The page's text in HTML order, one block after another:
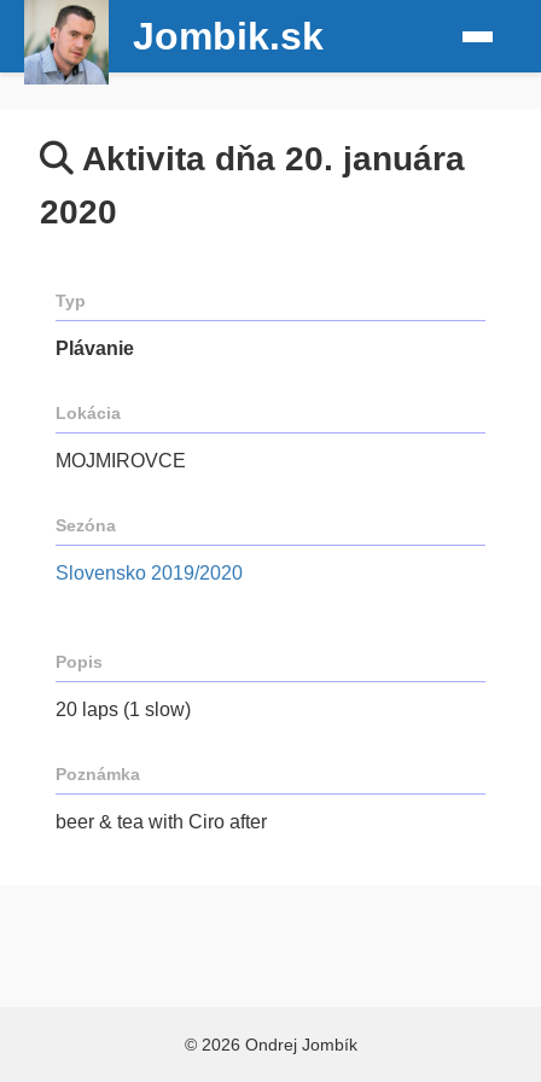
Jombik.sk
Aktivita dňa 20. januára
2020
Typ
Plávanie
Lokácia
MOJMIROVCE
Sezóna
Slovensko 2019/2020
Popis
20 laps (1 slow)
Poznámka
beer & tea with Ciro after
© 2026 Ondrej Jombík